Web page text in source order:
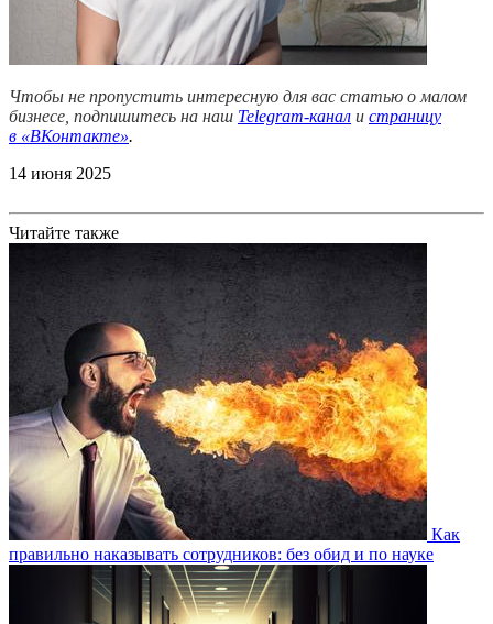
Чтобы не пропустить интересную для вас статью о малом
бизнесе, подпишитесь на наш Telegram-канал и страницу
в «ВКонтакте».
14 июня 2025
Читайте также
Как
правильно наказывать сотрудников: без обид и по науке